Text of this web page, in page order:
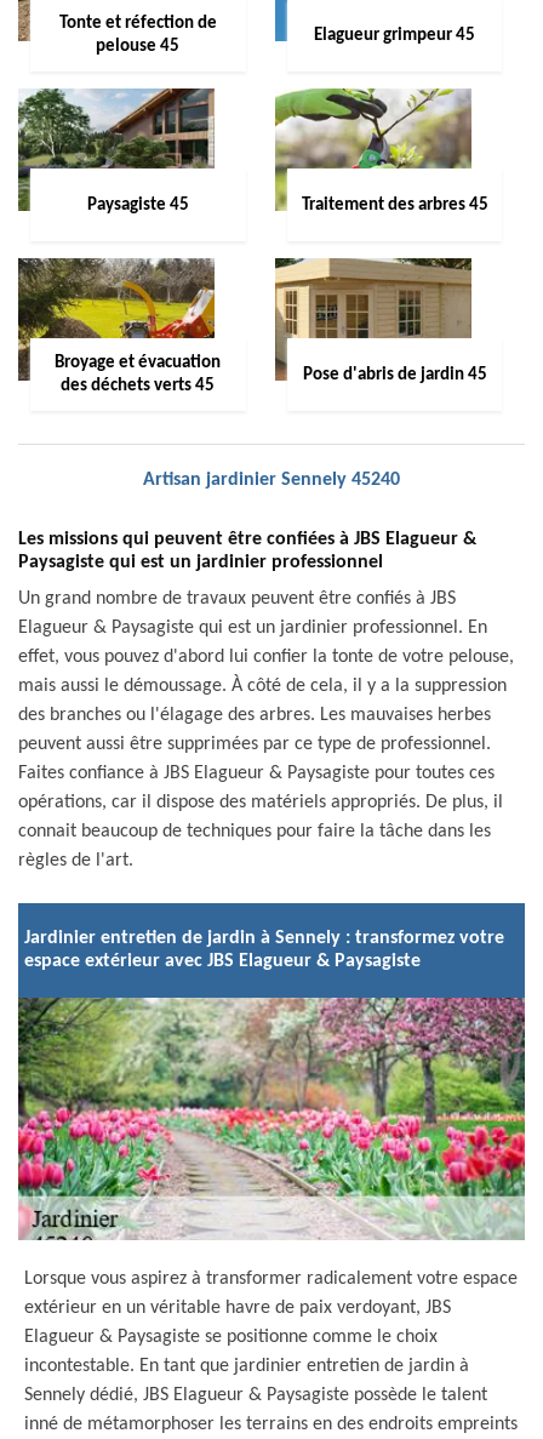
Tonte et réfection de
pelouse 45
Elagueur grimpeur 45
Paysagiste 45 Traitement des arbres 45
Broyage et évacuation
des déchets verts 45
Pose d'abris de jardin 45
Artisan jardinier Sennely 45240
Les missions qui peuvent être confiées à JBS Elagueur &
Paysagiste qui est un jardinier professionnel
Un grand nombre de travaux peuvent être confiés à JBS
Elagueur & Paysagiste qui est un jardinier professionnel. En
effet, vous pouvez d'abord lui confier la tonte de votre pelouse,
mais aussi le démoussage. À côté de cela, il y a la suppression
des branches ou l'élagage des arbres. Les mauvaises herbes
peuvent aussi être supprimées par ce type de professionnel.
Faites confiance à JBS Elagueur & Paysagiste pour toutes ces
opérations, car il dispose des matériels appropriés. De plus, il
connait beaucoup de techniques pour faire la tâche dans les
règles de l'art.
Jardinier entretien de jardin à Sennely : transformez votre
espace extérieur avec JBS Elagueur & Paysagiste
Lorsque vous aspirez à transformer radicalement votre espace
extérieur en un véritable havre de paix verdoyant, JBS
Elagueur & Paysagiste se positionne comme le choix
incontestable. En tant que jardinier entretien de jardin à
Sennely dédié, JBS Elagueur & Paysagiste possède le talent
inné de métamorphoser les terrains en des endroits empreints